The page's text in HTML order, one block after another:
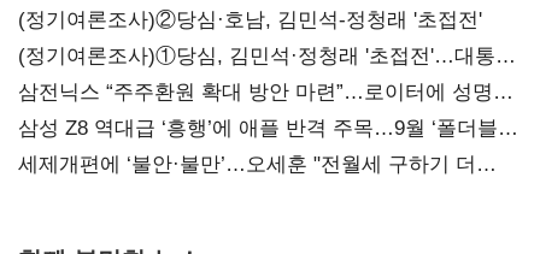
(정기여론조사)②당심·호남, 김민석-정청래 '초접전'
(정기여론조사)①당심, 김민석·정청래 '초접전'…대통령
지지도 '50% 아래로'(종합)
삼전닉스 “주주환원 확대 방안 마련”…로이터에 성명
보내
삼성 Z8 역대급 ‘흥행’에 애플 반격 주목…9월 ‘폴더블
대전’
세제개편에 ‘불안·불만’…오세훈 "전월세 구하기 더